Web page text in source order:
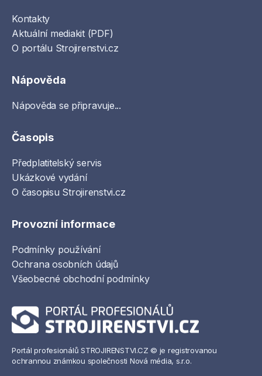
Kontakty
Aktuální mediakit (PDF)
O portálu Strojirenstvi.cz
Nápověda
Nápověda se připravuje...
Časopis
Předplatitelský servis
Ukázkové vydání
O časopisu Strojirenstvi.cz
Provozní informace
Podmínky používání
Ochrana osobních údajů
Všeobecné obchodní podmínky
Portál profesionálů STROJIRENSTVI.CZ © je registrovanou
ochrannou známkou společnosti Nová média, s.r.o.